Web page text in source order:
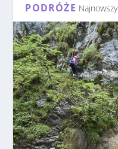
PODRÓŻE Najnowszy